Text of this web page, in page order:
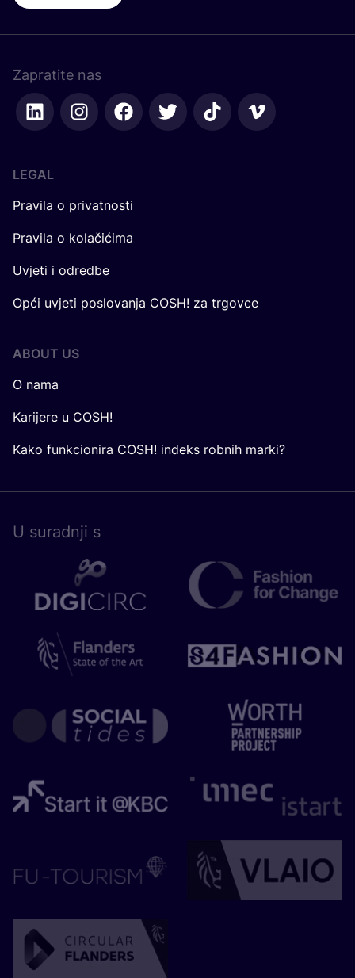
Zapratite nas
LEGAL
Pravila o privatnosti
Pravila o kolačićima
Uvjeti i odredbe
Opći uvjeti poslovanja COSH! za trgovce
ABOUT US
O nama
Karijere u COSH!
Kako funkcionira COSH! indeks robnih marki?
U surad­nji s